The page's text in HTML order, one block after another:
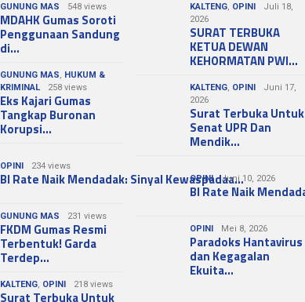
GUNUNG MAS 548 views
MDAHK Gumas Soroti
Penggunaan Sandung
di…
GUNUNG MAS
HUKUM &
KRIMINAL
258 views
Eks Kajari Gumas
Tangkap Buronan
Korupsi…
OPINI 234 views
BI Rate Naik Mendadak: Sinyal Kewaspadaa…
GUNUNG MAS 231 views
FKDM Gumas Resmi
Terbentuk! Garda
Terdep…
KALTENG OPINI 218 views
Surat Terbuka Untuk
KALTENG OPINI
Juli 18,
2026
SURAT TERBUKA
KETUA DEWAN
KEHORMATAN PWI…
KALTENG OPINI
Juni 17,
2026
Surat Terbuka Untuk
Senat UPR Dan
Mendik…
OPINI Juni 10, 2026
BI Rate Naik
OPINI Mei 8, 2026
Paradoks Hantavirus
dan Kegagalan
Ekuita…